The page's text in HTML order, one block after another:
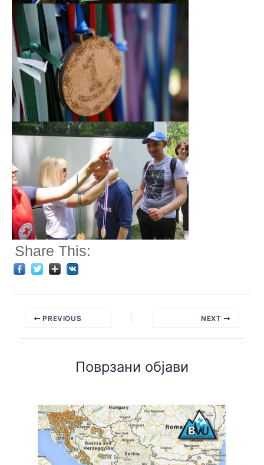
Share This:
PREVIOUS NEXT
Поврзани објави